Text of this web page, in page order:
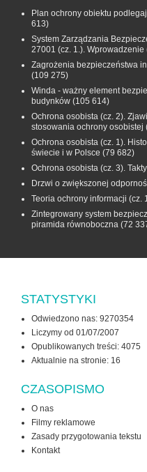
Plan ochrony obiektu
613)
System Zarządzania
27001 (cz. 1.). Wprowadzenie
Zagrożenia bezpieczeństwa
(109 275)
Winda - ważny element
budynków (105 614)
Ochrona osobista (cz. 2).
stosowania ochrony osobistej
Ochrona osobista (cz. 1).
świecie i w Polsce (79 682)
Ochrona osobista (cz. 3).
Drzwi o zwiększonej
Teoria ochrony informacji (cz.
Zintegrowany system
piramida równoboczna (72
STATYSTYKI
Odwiedzono nas: 9270354
Liczymy od 01/07/2007
Opublikowanych treści: 4075
Aktualnie na stronie: 16
CZASOPISMO
O nas
Filmy reklamowe
Zasady przygotowania tekstu
Kontakt